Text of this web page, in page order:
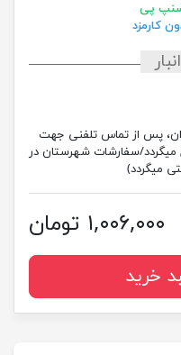
پی
تهران، پس از تماس تلفنی جهت
میگردد/سفارشات شهرستان در
میگردد)
۱,۰۰۶,۰۰۰ تومان
خرید